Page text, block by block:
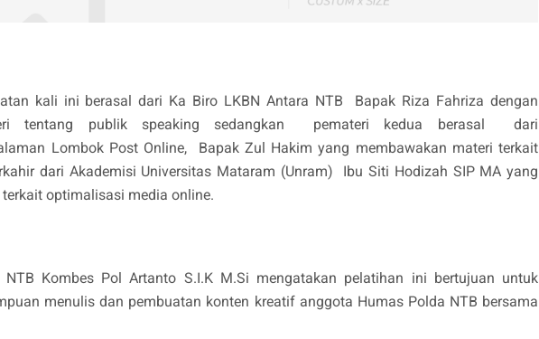
kali ini berasal dari Ka Biro LKBN Antara NTB Bapak Riza Fahriza dengan
tentang publik speaking sedangkan pemateri kedua berasal dari
Lombok Post Online, Bapak Zul Hakim yang membawakan materi terkait
dari Akademisi Universitas Mataram (Unram) Ibu Siti Hodizah SIP MA yang
optimalisasi media online.
Kombes Pol Artanto S.I.K M.Si mengatakan pelatihan ini bertujuan untuk
menulis dan pembuatan konten kreatif anggota Humas Polda NTB bersama